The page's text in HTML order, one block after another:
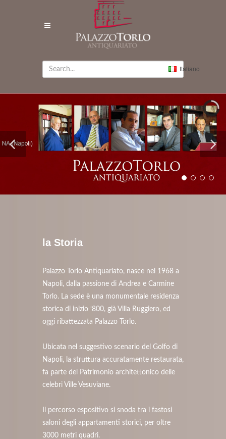
Italiano
la Storia
Palazzo Torlo Antiquariato, nasce nel 1968 a
Napoli, dalla passione di Andrea e Carmine
Torlo. La sede è una monumentale residenza
storica di inizio ‘800, già Villa Ruggiero, ed
oggi ribattezzata Palazzo Torlo.
Ubicata nel suggestivo scenario del Golfo di
Napoli, la struttura accuratamente restaurata,
fa parte del Patrimonio architettonico delle
celebri Ville Vesuviane.
Il percorso espositivo si snoda tra i fastosi
saloni degli appartamenti storici, per oltre
3000 metri quadri.